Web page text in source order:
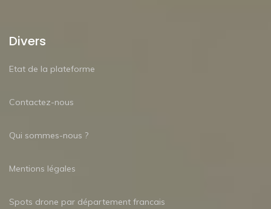
Divers
Etat de la plateforme
Contactez-nous
Qui sommes-nous ?
Mentions légales
Spots drone par département francais